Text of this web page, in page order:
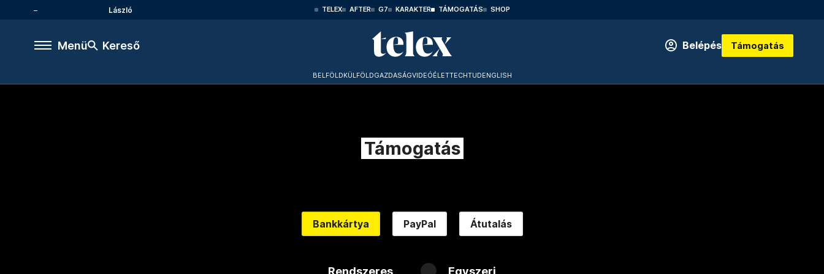
László TELEX AFTER G7 KARAKTER TÁMOGATÁS SHOP
Menü Kereső Belépés Támogatás
BELFÖLDKÜLFÖLDGAZDASÁGVIDEÓÉLETTECHTUDENGLISH
Támogatás
Bankkártya PayPal Átutalás
Rendszeres Egyszeri